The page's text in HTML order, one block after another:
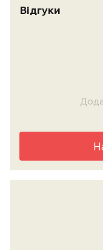
Відгуки